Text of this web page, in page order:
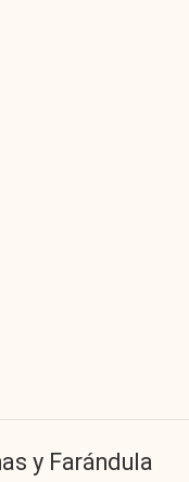
y Farándula